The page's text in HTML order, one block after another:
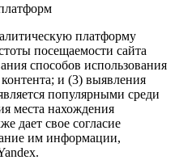
платформу
посещаемости сайта
способов использования
и (3) выявления
популярными среди
места нахождения
дает свое согласие
им информации,